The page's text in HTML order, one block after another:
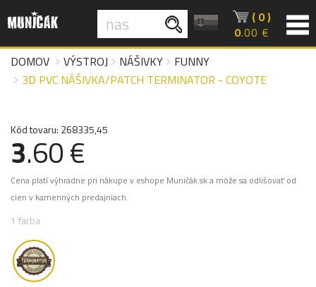
( 0 )
0.00 €
DOMOV
VÝSTROJ NÁŠIVKY
FUNNY
3D PVC NÁŠIVKA/PATCH TERMINATOR - COYOTE
Kód tovaru: 268335,45
3.60 €
Cena platí výhradne pri nákupe v eshope Muničák.sk a môže sa odlišovať od
cien v kamenných predajniach.
1 farba